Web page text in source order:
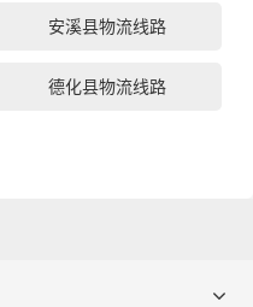
安溪县物流线路
德化县物流线路